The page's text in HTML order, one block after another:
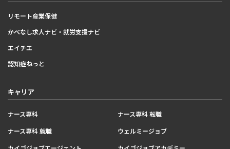
リモート産業保健
かべなし求人ナビ・就労支援ナビ
エイチエ
認知症ねっと
キャリア
ナース専科
ナース専科 転職
ナース専科 就職
ウェルミージョブ